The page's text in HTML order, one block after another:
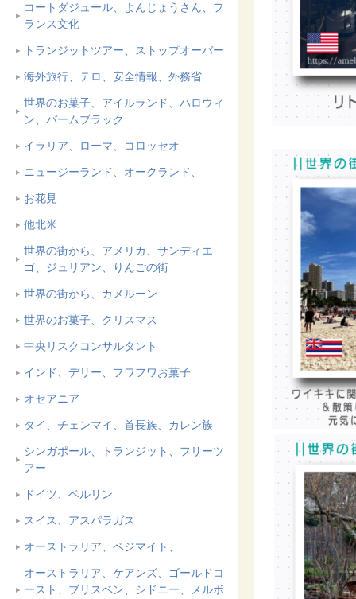
コートダジュール、よんじょうさん、フ
ランス文化
トランジットツアー、ストップオーバー
海外旅行、テロ、安全情報、外務省
世界のお菓子、アイルランド、ハロウィ
ン、バームブラック
イラリア、ローマ、コロッセオ
ニュージーランド、オークランド、
お花見
他北米
世界の街から、アメリカ、サンディエ
ゴ、ジュリアン、りんごの街
世界の街から、カメルーン
世界のお菓子、クリスマス
中央リスクコンサルタント
インド、デリー、フワフワお菓子
オセアニア
タイ、チェンマイ、首長族、カレン族
シンガポール、トランジット、フリーツ
アー
ドイツ、ベルリン
スイス、アスパラガス
オーストラリア、ベジマイト、
オーストラリア、ケアンズ、ゴールドコ
ースト、ブリスベン、シドニー、メルボ